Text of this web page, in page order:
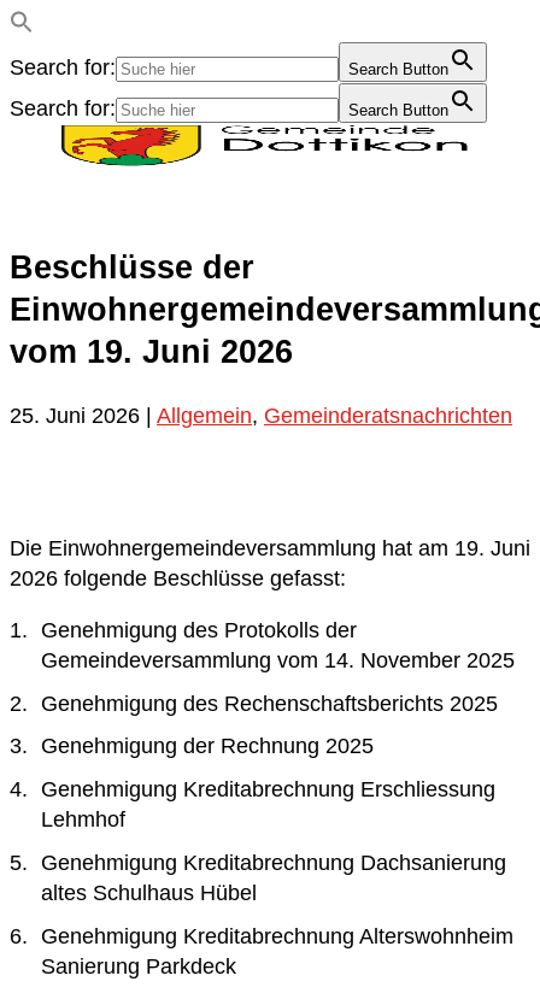
Search for: Search Button
Search for: Search Button
Beschlüsse der
vom 19. Juni 2026
25. Juni 2026 | Allgemein, Gemeinderatsnachrichten
Die Einwohnergemeindeversammlung hat am 19. Juni
2026 folgende Beschlüsse gefasst:
Genehmigung des Protokolls der
Gemeindeversammlung vom 14. November 2025
Genehmigung des Rechenschaftsberichts 2025
Genehmigung der Rechnung 2025
Genehmigung Kreditabrechnung Erschliessung
Lehmhof
Genehmigung Kreditabrechnung Dachsanierung
altes Schulhaus Hübel
Genehmigung Kreditabrechnung Alterswohnheim
Sanierung Parkdeck